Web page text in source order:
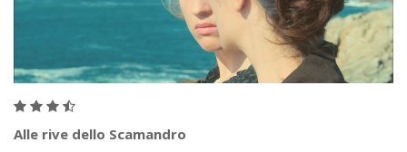
Alle rive dello Scamandro